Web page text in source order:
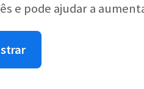
e pode ajudar a